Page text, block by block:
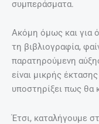
συμπεράσματα.
Ακόμη όμως και για
τη βιβλιογραφία,
παρατηρούμενη
είναι μικρής
υποστηρίξει πως θα
Έτσι, καταλήγουμε